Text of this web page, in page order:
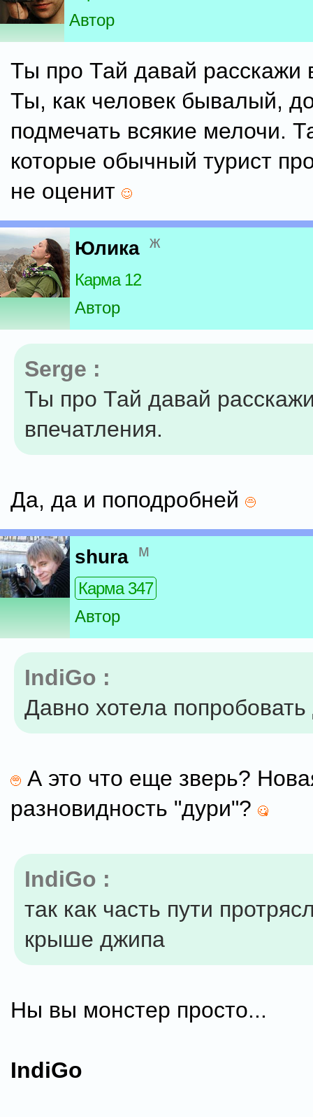
Автор
Ты про Тай давай расскажи
Ты, как человек бывалый,
подмечать всякие мелочи.
которые обычный турист
не оценит
Юлика ж
Карма 12
Автор
Serge :
Ты про Тай давай
впечатления.
Да, да и поподробней
shura м
Карма 347
Автор
IndiGo :
Давно хотела
А это что еще зверь?
разновидность "дури"?
IndiGo :
так как часть пути
крыше джипа
Ны вы монстер просто...
IndiGo